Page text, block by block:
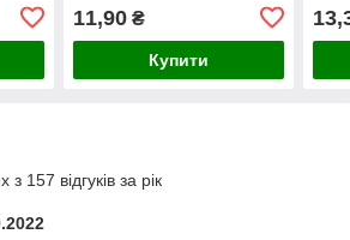
11,90₴
Купити
157 відгуків за рік